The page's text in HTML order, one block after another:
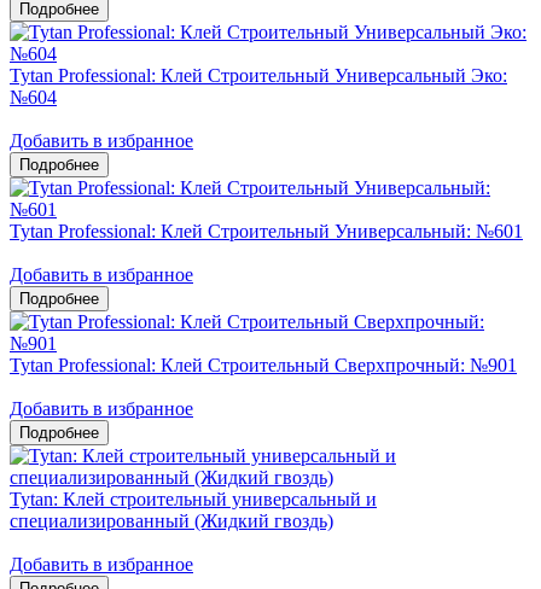
Tytan Professional: Клей Строительный Универсальный Эко:
№604
Добавить в избранное
Tytan Professional: Клей Строительный Универсальный: №601
Добавить в избранное
Tytan Professional: Клей Строительный Сверхпрочный: №901
Добавить в избранное
Tytan: Клей строительный универсальный и
специализированный (Жидкий гвоздь)
Добавить в избранное